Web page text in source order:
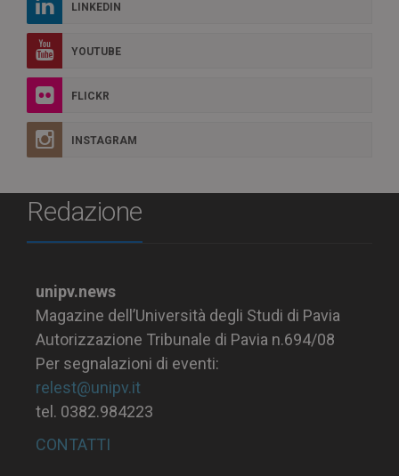
LINKEDIN
YOUTUBE
FLICKR
INSTAGRAM
Redazione
unipv.news
Magazine dell’Università degli Studi di Pavia
Autorizzazione Tribunale di Pavia n.694/08
Per segnalazioni di eventi:
relest@unipv.it
tel. 0382.984223
CONTATTI